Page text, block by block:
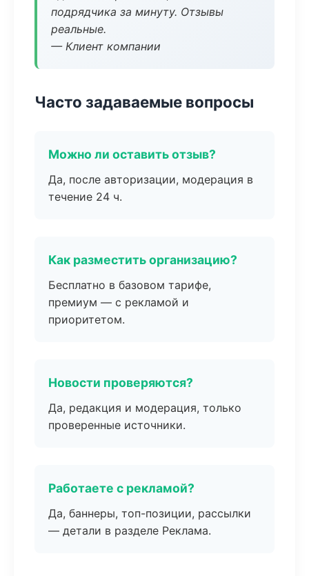
подрядчика за минуту. Отзывы
реальные.
— Клиент компании
Часто задаваемые вопросы
Можно ли оставить отзыв?
Да, после авторизации, модерация в
течение 24 ч.
Как разместить организацию?
Бесплатно в базовом тарифе,
премиум — с рекламой и
приоритетом.
Новости проверяются?
Да, редакция и модерация, только
проверенные источники.
Работаете с рекламой?
Да, баннеры, топ-позиции, рассылки
— детали в разделе Реклама.